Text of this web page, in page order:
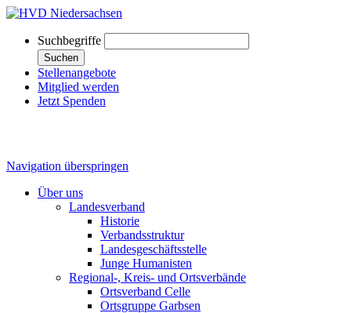
Suchbegriffe
Suchen
Stellenangebote
Mitglied werden
Jetzt Spenden
Navigation überspringen
Über uns
Landesverband
Historie
Verbandsstruktur
Landesgeschäftsstelle
Junge Humanisten
Regional-, Kreis- und Ortsverbände
Ortsverband Celle
Ortsgruppe Garbsen